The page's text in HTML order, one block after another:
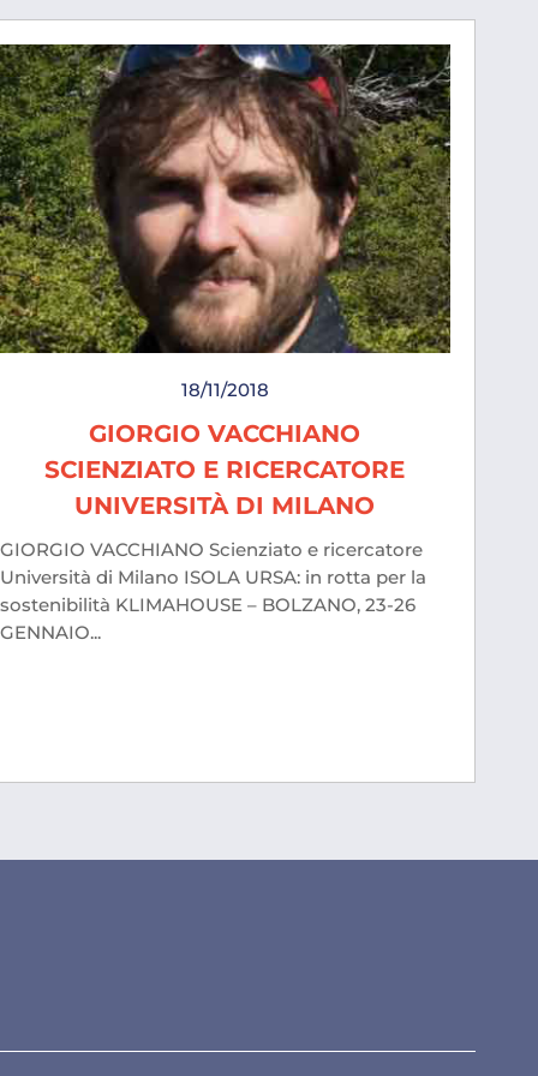
18/11/2018
GIORGIO VACCHIANO
SCIENZIATO E RICERCATORE
UNIVERSITÀ DI MILANO
GIORGIO VACCHIANO Scienziato e ricercatore
Università di Milano ISOLA URSA: in rotta per la
sostenibilità KLIMAHOUSE – BOLZANO, 23-26
GENNAIO...